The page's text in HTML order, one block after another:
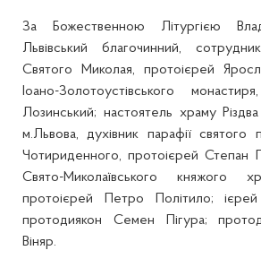
За Божественною Літургією
Львівський благочинний,
Святого Миколая, протоієрей
Іоано-Золотоустівського
Лозинський; настоятель храму
м.Львова, духівник парафії святого
Чотириденного, протоієрей Степан
Свято-Миколаївського княжого
протоієрей Петро Політило;
протодиякон Семен Пігура;
Віняр.